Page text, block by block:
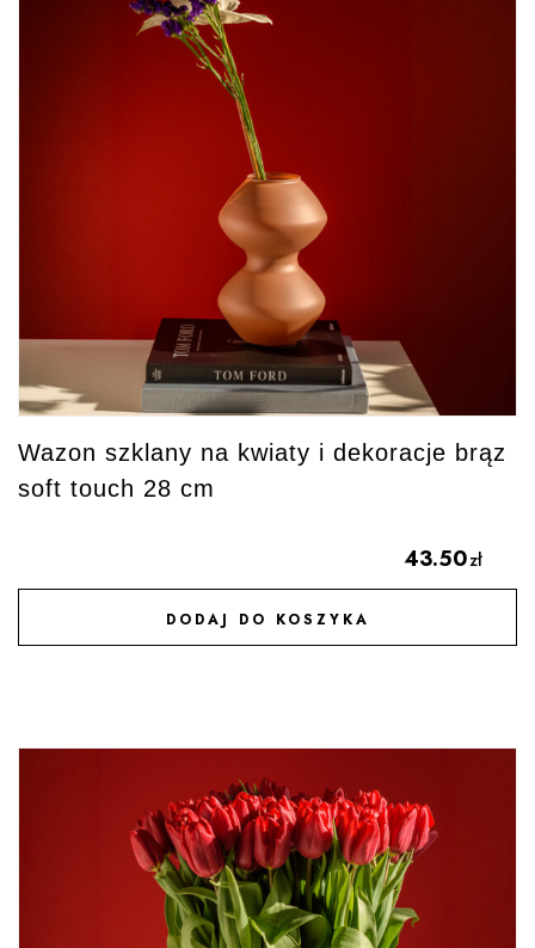
Wazon szklany na kwiaty i dekoracje brąz
soft touch 28 cm
43.50zł
DODAJ DO KOSZYKA
DODAJ DO ULUBIONYCH